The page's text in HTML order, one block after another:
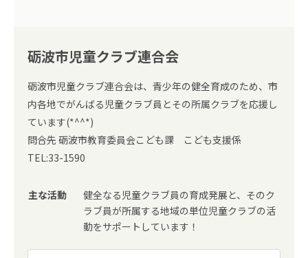
砺波市児童クラブ連合会
砺波市児童クラブ連合会は、青少年の健全育成のため、市
内各地でがんばる児童クラブ員とその所属クラブを応援し
ています(*^^*)
問合先 砺波市教育委員会こども課 こども支援係
TEL:33-1590
主な活動
健全なる児童クラブ員の育成発展と、そのク
ラブ員が所属する地域の単位児童クラブの活
動をサポートしています！